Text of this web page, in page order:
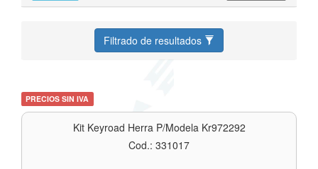
Filtrado de resultados
PRECIOS SIN IVA
Kit Keyroad Herra P/modela Kr972292
Cod.: 331017